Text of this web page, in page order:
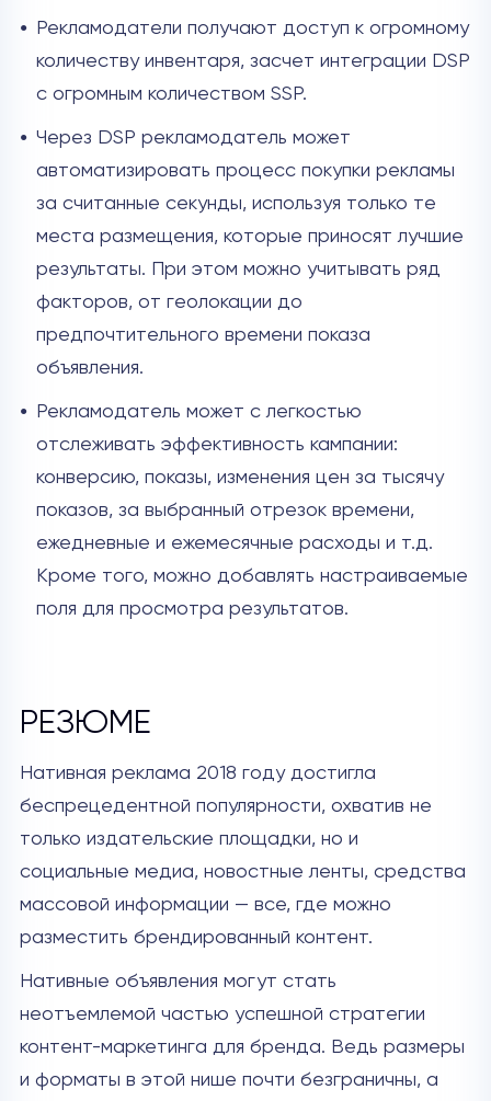
Рекламодатели получают доступ к огромному
количеству инвентаря, засчет интеграции DSP
с огромным количеством SSP.
Через DSP рекламодатель может
автоматизировать процесс покупки рекламы
за считанные секунды, используя только те
места размещения, которые приносят лучшие
результаты. При этом можно учитывать ряд
факторов, от геолокации до
предпочтительного времени показа
объявления.
Рекламодатель может с легкостью
отслеживать эффективность кампании:
конверсию, показы, изменения цен за тысячу
показов, за выбранный отрезок времени,
ежедневные и ежемесячные расходы и т.д.
Кроме того, можно добавлять настраиваемые
поля для просмотра результатов.
РЕЗЮМЕ
Нативная реклама 2018 году достигла
беспрецедентной популярности, охватив не
только издательские площадки, но и
социальные медиа, новостные ленты, средства
массовой информации — все, где можно
разместить брендированный контент.
Нативные объявления могут стать
неотъемлемой частью успешной стратегии
контент-маркетинга для бренда. Ведь размеры
и форматы в этой нише почти безграничны, а